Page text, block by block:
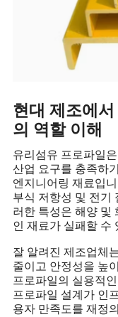
현대 제조에
의 역할 이해
유리섬유 프로파일
산업 요구를 충족하
엔지니어링 재료입
부식 저항성 및 전기
러한 특성은 해양 및
인 재료가 실패할 수
잘 알려진 제조업체
줄이고 안정성을 높
프로파일의 실용적
프로파일 설계가 인
용자 만족도를 재정